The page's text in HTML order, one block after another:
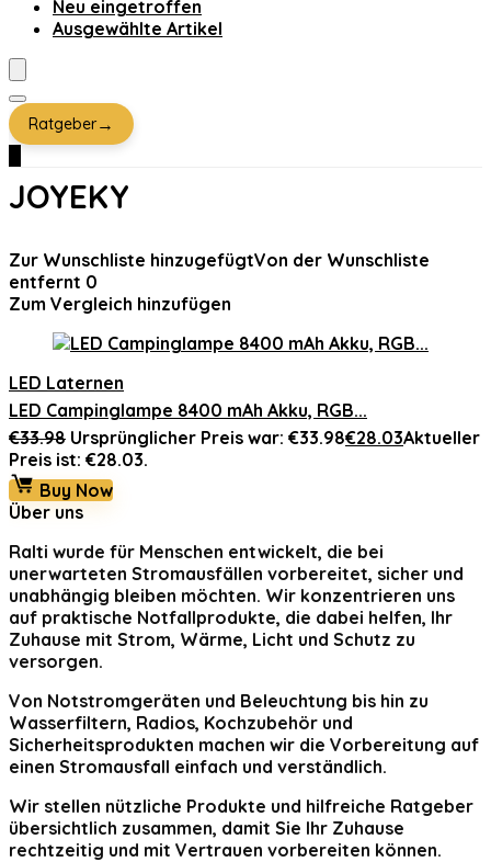
Neu eingetroffen
Ausgewählte Artikel
Ratgeber→
JOYEKY
Zur Wunschliste hinzugefügtVon der Wunschliste
entfernt 0
Zum Vergleich hinzufügen
LED Laternen
LED Campinglampe 8400 mAh Akku, RGB...
€33.98 Ursprünglicher Preis war: €33.98€28.03Aktueller
Preis ist: €28.03.
Buy Now
Über uns
Ralti wurde für Menschen entwickelt, die bei
unerwarteten Stromausfällen vorbereitet, sicher und
unabhängig bleiben möchten. Wir konzentrieren uns
auf praktische Notfallprodukte, die dabei helfen, Ihr
Zuhause mit Strom, Wärme, Licht und Schutz zu
versorgen.
Von Notstromgeräten und Beleuchtung bis hin zu
Wasserfiltern, Radios, Kochzubehör und
Sicherheitsprodukten machen wir die Vorbereitung auf
einen Stromausfall einfach und verständlich.
Wir stellen nützliche Produkte und hilfreiche Ratgeber
übersichtlich zusammen, damit Sie Ihr Zuhause
rechtzeitig und mit Vertrauen vorbereiten können.